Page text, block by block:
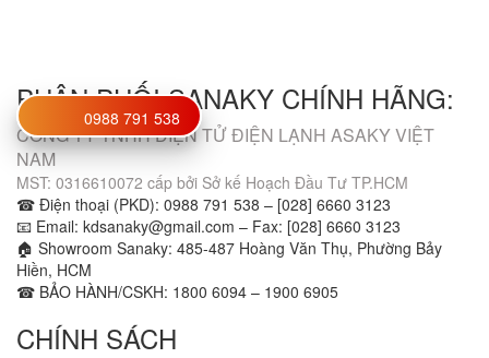
PHÂN PHỐI SANAKY CHÍNH HÃNG:
CÔNG TY TNHH ĐIỆN TỬ ĐIỆN LẠNH ASAKY VIỆT
NAM
MST: 0316610072 cấp bởi Sở kế Hoạch Đầu Tư TP.HCM
☎ Điện thoại (PKD): 0988 791 538 – [028] 6660 3123
📧 Email: kdsanaky@gmail.com – Fax: [028] 6660 3123
🏠 Showroom Sanaky: 485-487 Hoàng Văn Thụ, Phường Bảy
Hiền, HCM
☎ BẢO HÀNH/CSKH: 1800 6094 – 1900 6905
CHÍNH SÁCH
0988 791 538